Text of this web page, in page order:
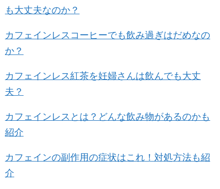
も大丈夫なのか？
カフェインレスコーヒーでも飲み過ぎはだめなの
か？
カフェインレス紅茶を妊婦さんは飲んでも大丈
夫？
カフェインレスとは？どんな飲み物があるのかも
紹介
カフェインの副作用の症状はこれ！対処方法も紹
介